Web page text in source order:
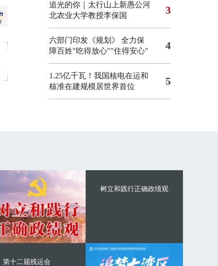
追光的你｜太行山上新愚公河
北农业大学教授李保国
3
六部门印发《规划》 全力保
障百姓"吃得放心""住得安心"
4
1.25亿千瓦！我国核电在运和
核准在建规模居世界首位
5
树立和践行正确政绩观
第十二届残运会